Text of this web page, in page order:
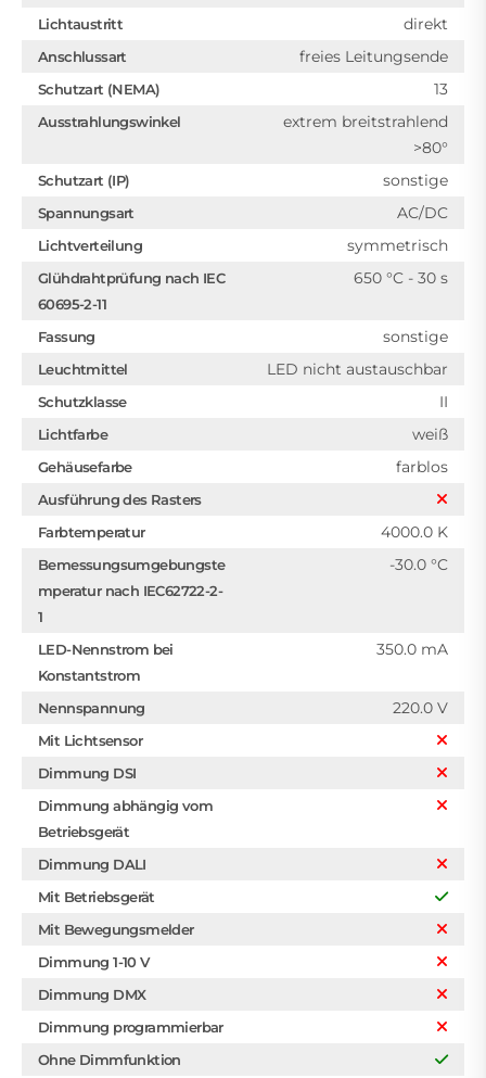
Lichtaustritt direkt
Anschlussart freies Leitungsende
Schutzart (NEMA) 13
Ausstrahlungswinkel
extrem breitstrahlend
>80°
Schutzart (IP) sonstige
Spannungsart AC/DC
Lichtverteilung symmetrisch
Glühdrahtprüfung nach IEC
60695-2-11
650 °C - 30 s
Fassung sonstige
Leuchtmittel LED nicht austauschbar
Schutzklasse II
Lichtfarbe weiß
Gehäusefarbe farblos
Ausführung des Rasters
Farbtemperatur
4000.0 K
Bemessungsumgebungste
mperatur nach IEC62722-2-
1
-30.0 °C
LED-Nennstrom bei
Konstantstrom
350.0 mA
Nennspannung 220.0 V
Mit Lichtsensor
Dimmung DSI
Dimmung abhängig vom
Betriebsgerät
Dimmung DALI
Mit Betriebsgerät
Mit Bewegungsmelder
Dimmung 1-10 V
Dimmung DMX
Dimmung programmierbar
Ohne Dimmfunktion